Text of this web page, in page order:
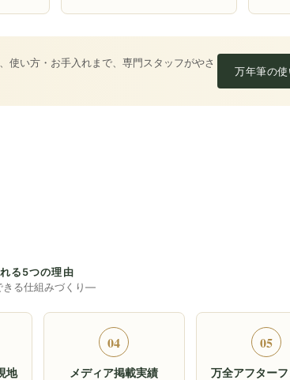
い方・お手入れまで、専門スタッフがやさ
万年筆の
る5つの理由
きる仕組みづくり―
地
04
メディア掲載実績
05
万全アフター